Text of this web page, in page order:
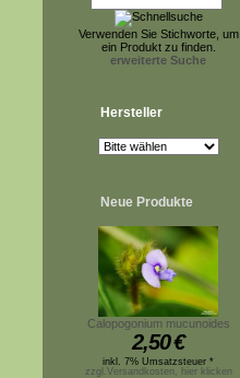
Verwenden Sie Stichworte, um
ein Produkt zu finden.
erweiterte Suche
Hersteller
Neue Produkte
Calopogonium mucunoides
2,50€
inkl. 7% Umsatzsteuer *
zzgl.Versandkosten, hier klicken